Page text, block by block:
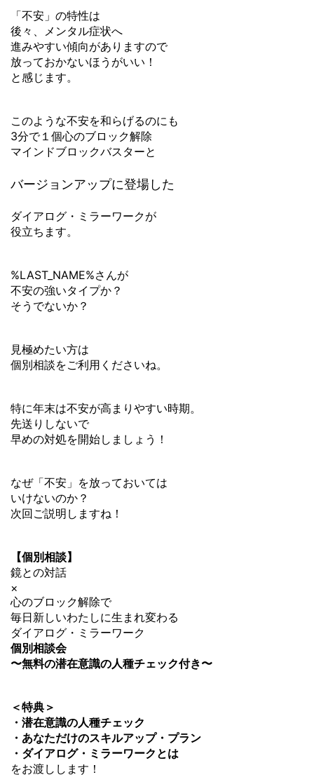
「不安」の特性は
後々、メンタル症状へ
進みやすい傾向がありますので
放っておかないほうがいい！
と感じます。
このような不安を和らげるのにも
3分で１個心のブロック解除
マインドブロックバスターと
バージョンアップに登場した
ダイアログ・ミラーワークが
役立ちます。
%LAST_NAME%さんが
不安の強いタイプか？
そうでないか？
見極めたい方は
個別相談をご利用くださいね。
特に年末は不安が高まりやすい時期。
先送りしないで
早めの対処を開始しましょう！
なぜ「不安」を放っておいては
いけないのか？
次回ご説明しますね！
【個別相談】
鏡との対話
×
心のブロック解除で
毎日新しいわたしに生まれ変わる
ダイアログ・ミラーワーク
個別相談会
〜無料の潜在意識の人種チェック付き〜
＜特典＞
・潜在意識の人種チェック
・あなただけのスキルアップ・プラン
・ダイアログ・ミラーワークとは
をお渡しします！